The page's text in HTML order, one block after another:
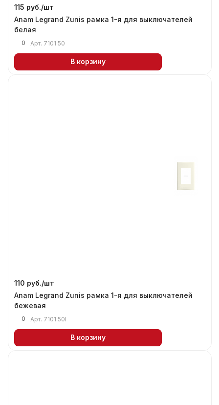
115 руб./шт
Anam Legrand Zunis рамка 1-я для выключателей
белая
0 Арт. 7101 50
В корзину
110 руб./шт
Anam Legrand Zunis рамка 1-я для выключателей
бежевая
0 Арт. 7101 50I
В корзину